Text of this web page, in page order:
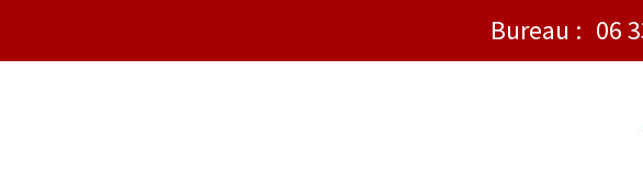
Bureau : 06